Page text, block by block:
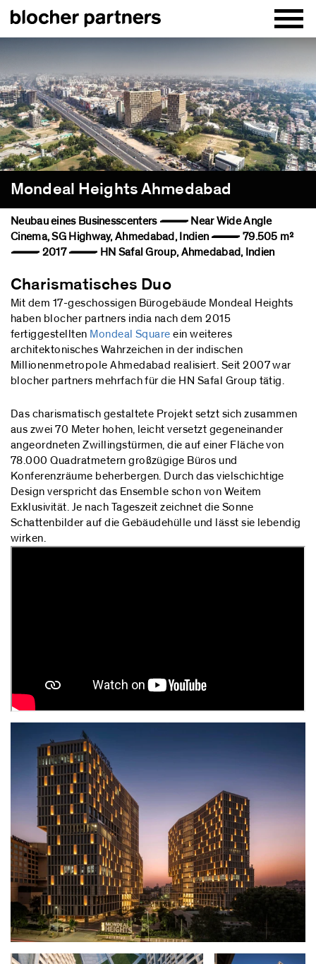
Mondeal Heights Ahmedabad
Neubau eines Businesscenters — Near Wide Angle
Cinema, SG Highway, Ahmedabad, Indien — 79.505 m²
— 2017 — HN Safal Group, Ahmedabad, Indien
Charismatisches Duo
Mit dem 17-geschossigen Bürogebäude Mondeal Heights
haben blocher partners india nach dem 2015
fertiggestellten Mondeal Square ein weiteres
architektonisches Wahrzeichen in der indischen
Millionenmetropole Ahmedabad realisiert. Seit 2007 war
blocher partners mehrfach für die HN Safal Group tätig.
Das charismatisch gestaltete Projekt setzt sich zusammen
aus zwei 70 Meter hohen, leicht versetzt gegeneinander
angeordneten Zwillingstürmen, die auf einer Fläche von
78.000 Quadratmetern großzügige Büros und
Konferenzräume beherbergen. Durch das vielschichtige
Design verspricht das Ensemble schon von Weitem
Exklusivität. Je nach Tageszeit zeichnet die Sonne
Schattenbilder auf die Gebäudehülle und lässt sie lebendig
wirken.